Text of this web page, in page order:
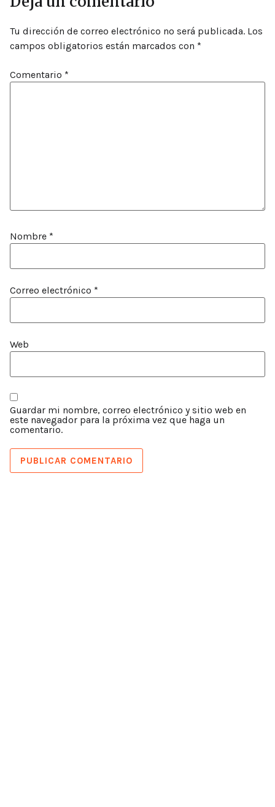
Tu dirección de correo electrónico no será publicada. Los
campos obligatorios están marcados con *
Comentario *
Nombre *
Correo electrónico *
Web
Guardar mi nombre, correo electrónico y sitio web en
este navegador para la próxima vez que haga un
comentario.